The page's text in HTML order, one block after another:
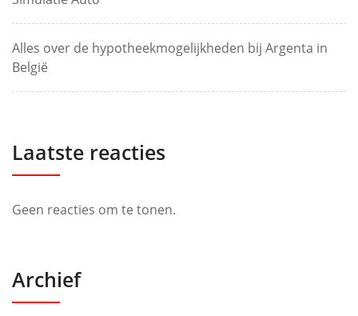
Alles over de hypotheekmogelijkheden bij Argenta in
België
Laatste reacties
Geen reacties om te tonen.
Archief